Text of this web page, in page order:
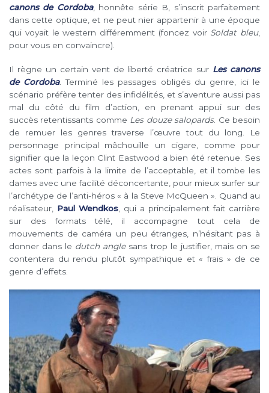
canons de Cordoba, honnête série B, s’inscrit parfaitement
dans cette optique, et ne peut nier appartenir à une époque
qui voyait le western différemment (foncez voir Soldat bleu,
pour vous en convaincre).
Il règne un certain vent de liberté créatrice sur Les canons
de Cordoba. Terminé les passages obligés du genre, ici le
scénario préfère tenter des infidélités, et s’aventure aussi pas
mal du côté du film d’action, en prenant appui sur des
succès retentissants comme Les douze salopards. Ce besoin
de remuer les genres traverse l’œuvre tout du long. Le
personnage principal mâchouille un cigare, comme pour
signifier que la leçon Clint Eastwood a bien été retenue. Ses
actes sont parfois à la limite de l’acceptable, et il tombe les
dames avec une facilité déconcertante, pour mieux surfer sur
l’archétype de l’anti-héros « à la Steve McQueen ». Quand au
réalisateur, Paul Wendkos , qui a principalement fait carrière
sur des formats télé, il accompagne tout cela de
mouvements de caméra un peu étranges, n’hésitant pas à
donner dans le dutch anglesans trop le justifier, mais on se
contentera du rendu plutôt sympathique et « frais » de ce
genre d’effets.